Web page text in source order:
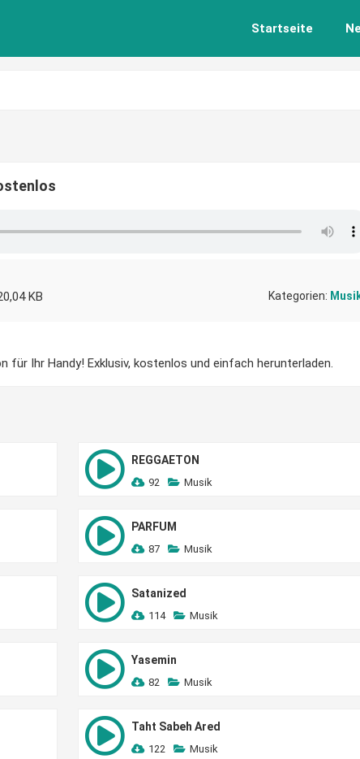
Startseite
KB Kategorien:
für Ihr Handy! Exklusiv, kostenlos und einfach herunterladen.
REGGAETON
92 Musik
PARFUM
87 Musik
Satanized
114 Musik
Yasemin
82 Musik
Taht Sabeh Ared
122 Musik